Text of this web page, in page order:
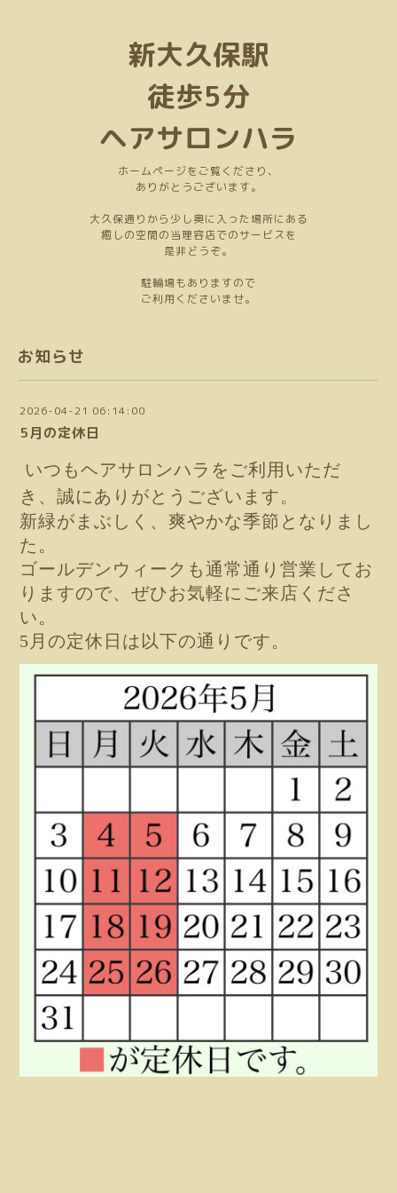
新大久保駅
徒歩5分
ヘアサロンハラ
ホームページをご覧くださり、
ありがとうございます。
大久保通りから少し奥に入った場所にある
癒しの空間の当理容店でのサービスを
是非どうぞ。
駐輪場もありますので
ご利用くださいませ。
お知らせ
2026-04-21 06:14:00
5月の定休日
いつもヘアサロンハラをご利用いただ
き、誠にありがとうございます。
新緑がまぶしく、爽やかな季節となりまし
た。
ゴールデンウィークも通常通り営業してお
りますので、ぜひお気軽にご来店くださ
い。
5月の定休日は以下の通りです。